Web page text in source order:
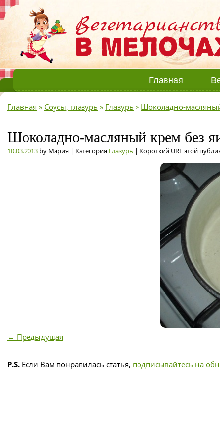
Главная
Главная » Соусы, глазурь » Глазурь » Шоколадно-
Шоколадно-масляный крем без
10.03.2013 by Мария | Категория Глазурь | Короткий URL этой
← Предыдущая
P.S. Если Вам понравилась статья, подписывайтесь на